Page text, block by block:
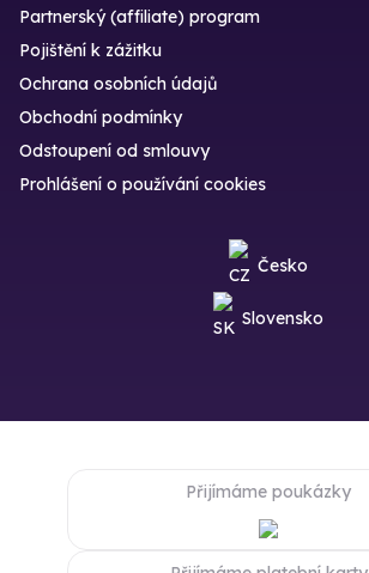
Partnerský (affiliate) program
Pojištění k zážitku
Ochrana osobních údajů
Obchodní podmínky
Odstoupení od smlouvy
Prohlášení o používání cookies
Česko
Slovensko
Přijímáme poukázky